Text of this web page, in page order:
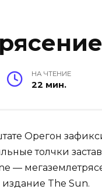
НА ЧТЕНИЕ
22 мин.
Орегон
толчки
—
The Sun.